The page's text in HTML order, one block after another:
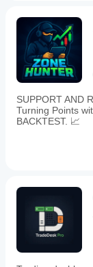
SUPPORT AND
Turning Points
BACKTEST. 📈